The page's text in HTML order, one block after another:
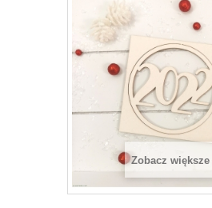
Zobacz większe